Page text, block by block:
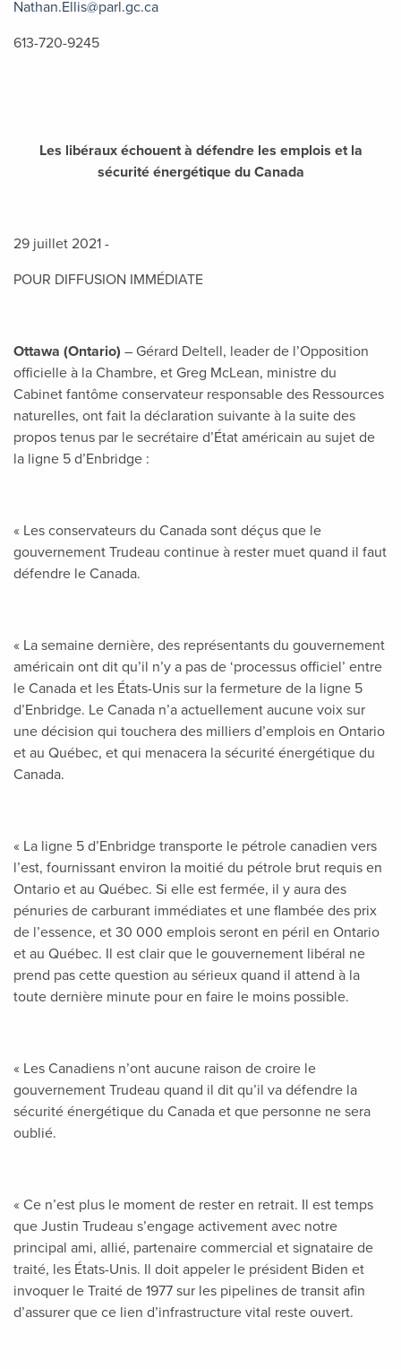
Nathan.Ellis@parl.gc.ca
613-720-9245
Les libéraux échouent à défendre les emplois et la
sécurité énergétique du Canada
29 juillet 2021 -
POUR DIFFUSION IMMÉDIATE
Ottawa (Ontario) – Gérard Deltell, leader de l’Opposition
officielle à la Chambre, et Greg McLean, ministre du
Cabinet fantôme conservateur responsable des Ressources
naturelles, ont fait la déclaration suivante à la suite des
propos tenus par le secrétaire d’État américain au sujet de
la ligne 5 d’Enbridge :
« Les conservateurs du Canada sont déçus que le
gouvernement Trudeau continue à rester muet quand il faut
défendre le Canada.
« La semaine dernière, des représentants du gouvernement
américain ont dit qu’il n’y a pas de ‘processus officiel’ entre
le Canada et les États-Unis sur la fermeture de la ligne 5
d’Enbridge. Le Canada n’a actuellement aucune voix sur
une décision qui touchera des milliers d’emplois en Ontario
et au Québec, et qui menacera la sécurité énergétique du
Canada.
« La ligne 5 d’Enbridge transporte le pétrole canadien vers
l’est, fournissant environ la moitié du pétrole brut requis en
Ontario et au Québec. Si elle est fermée, il y aura des
pénuries de carburant immédiates et une flambée des prix
de l’essence, et 30 000 emplois seront en péril en Ontario
et au Québec. Il est clair que le gouvernement libéral ne
prend pas cette question au sérieux quand il attend à la
toute dernière minute pour en faire le moins possible.
« Les Canadiens n’ont aucune raison de croire le
gouvernement Trudeau quand il dit qu’il va défendre la
sécurité énergétique du Canada et que personne ne sera
oublié.
« Ce n’est plus le moment de rester en retrait. Il est temps
que Justin Trudeau s’engage activement avec notre
principal ami, allié, partenaire commercial et signataire de
traité, les États-Unis. Il doit appeler le président Biden et
invoquer le Traité de 1977 sur les pipelines de transit afin
d’assurer que ce lien d’infrastructure vital reste ouvert.